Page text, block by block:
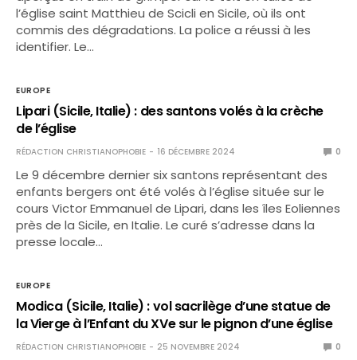
l’église saint Matthieu de Scicli en Sicile, où ils ont
commis des dégradations. La police a réussi à les
identifier. Le…
EUROPE
Lipari (Sicile, Italie) : des santons volés à la crèche
de l’église
RÉDACTION CHRISTIANOPHOBIE 16 DÉCEMBRE 2024 0
Le 9 décembre dernier six santons représentant des
enfants bergers ont été volés à l’église située sur le
cours Victor Emmanuel de Lipari, dans les îles Eoliennes
près de la Sicile, en Italie. Le curé s’adresse dans la
presse locale…
EUROPE
Modica (Sicile, Italie) : vol sacrilège d’une statue de
la Vierge à l’Enfant du XVe sur le pignon d’une église
RÉDACTION CHRISTIANOPHOBIE 25 NOVEMBRE 2024 0